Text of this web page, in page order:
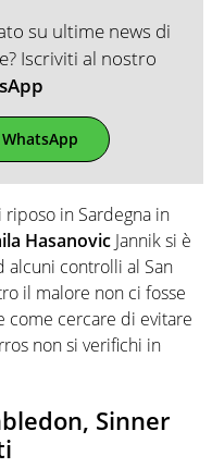
su ultime news di
Iscriviti al nostro
in Sardegna in
Hasanovic Jannik si è
alcuni controlli al San
il malore non ci fosse
come cercare di evitare
non si verifichi in
Sinner